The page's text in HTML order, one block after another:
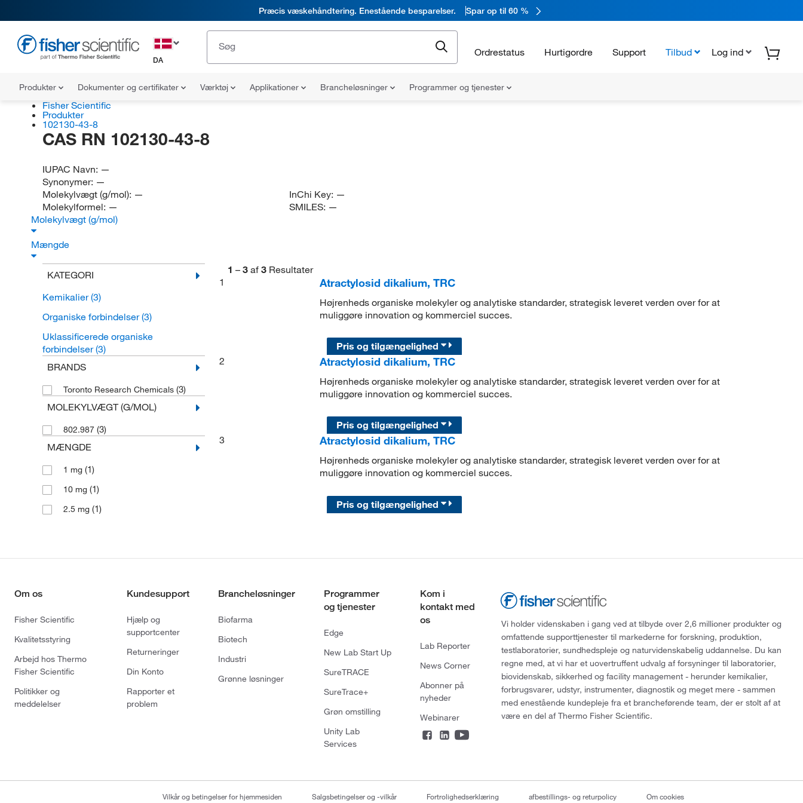
Præcis væskehåndtering. Enestående besparelser. Spar op til 60 %
DA
Ordrestatus Hurtigordre Support Tilbud Log ind
Produkter Dokumenter og certifikater Værktøj Applikationer Brancheløsninger Programmer og tjenester
Fisher Scientific
Produkter
102130-43-8
CAS RN 102130-43-8
IUPAC Navn: —
Synonymer: —
Molekylvægt (g/mol): —
Molekylformel: —
InChi Key: —
SMILES: —
Molekylvægt (g/mol)
Mængde
KATEGORI
Kemikalier(3)
Organiske forbindelser(3)
Uklassificerede organiske
forbindelser(3)
BRANDS
Toronto Research Chemicals (3)
MOLEKYLVÆGT (G/MOL)
802.987 (3)
MÆNGDE
1 mg (1)
10 mg (1)
2.5 mg (1)
1 – 3 af 3 Resultater
1
Atractylosid dikalium, TRC
Højrenheds organiske molekyler og analytiske standarder, strategisk leveret verden over for at
muliggøre innovation og kommerciel succes.
Pris og tilgængelighed
2
Atractylosid dikalium, TRC
Højrenheds organiske molekyler og analytiske standarder, strategisk leveret verden over for at
muliggøre innovation og kommerciel succes.
Pris og tilgængelighed
3
Atractylosid dikalium, TRC
Højrenheds organiske molekyler og analytiske standarder, strategisk leveret verden over for at
muliggøre innovation og kommerciel succes.
Pris og tilgængelighed
Om os
Fisher Scientific
Kvalitetsstyring
Arbejd hos Thermo
Fisher Scientific
Politikker og
meddelelser
Kundesupport
Hjælp og
supportcenter
Returneringer
Din Konto
Rapporter et
problem
Brancheløsninger
Biofarma
Biotech
Industri
Grønne løsninger
Programmer
og tjenester
Edge
New Lab Start Up
SureTRACE
SureTrace+
Grøn omstilling
Unity Lab
Services
Kom i
kontakt med
os
Lab Reporter
News Corner
Abonner på
nyheder
Webinarer
Vi holder videnskaben i gang ved at tilbyde over 2,6 millioner produkter og
omfattende supporttjenester til markederne for forskning, produktion,
testlaboratorier, sundhedspleje og naturvidenskabelig uddannelse. Du kan
regne med, at vi har et uovertruffent udvalg af forsyninger til laboratorier,
biovidenskab, sikkerhed og facility management - herunder kemikalier,
forbrugsvarer, udstyr, instrumenter, diagnostik og meget mere - sammen
med enestående kundepleje fra et brancheførende team, der er stolt af at
være en del af Thermo Fisher Scientific.
Vilkår og betingelser for hjemmesiden Salgsbetingelser og -vilkår Fortrolighedserklæring afbestillings- og returpolicy Om cookies